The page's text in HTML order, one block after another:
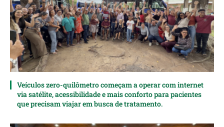
Veículos zero-quilômetro começam a operar com internet
via satélite, acessibilidade e mais conforto para pacientes
que precisam viajar em busca de tratamento.